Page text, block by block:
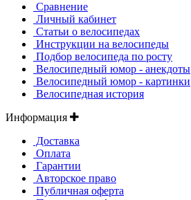
Сравнение
Личный кабинет
Статьи о велосипедах
Инструкции на велосипеды
Подбор велосипеда по росту
Велосипедный юмор - анекдоты
Велосипедный юмор - картинки
Велосипедная история
Информация
Доставка
Оплата
Гарантии
Авторское право
Публичная оферта